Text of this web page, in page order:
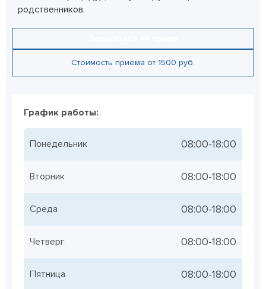
родственников.
Стоимость приема от 1500 руб.
График работы:
Понедельник 08:00-18:00
Вторник 08:00-18:00
Среда 08:00-18:00
Четверг 08:00-18:00
Пятница 08:00-18:00